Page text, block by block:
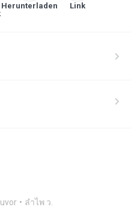
Herunterladen Link
ลําไพ ว.